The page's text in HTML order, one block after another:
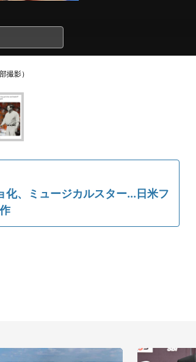
撮影）
、ミュージカルスター...日米フ